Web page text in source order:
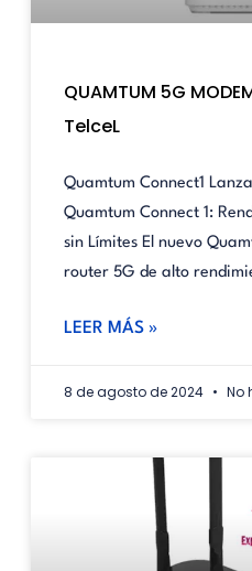
QUAMTUM 5G
TelceL
Quamtum Connect1
Quamtum Connect 1:
sin Límites El nuevo
router 5G de alto
LEER MÁS »
8 de agosto de 2024 No